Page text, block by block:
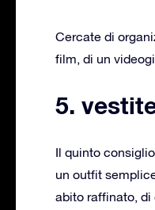
Cercate di
film, di un
5.
Il quinto
un outfit
abito raffinato, di